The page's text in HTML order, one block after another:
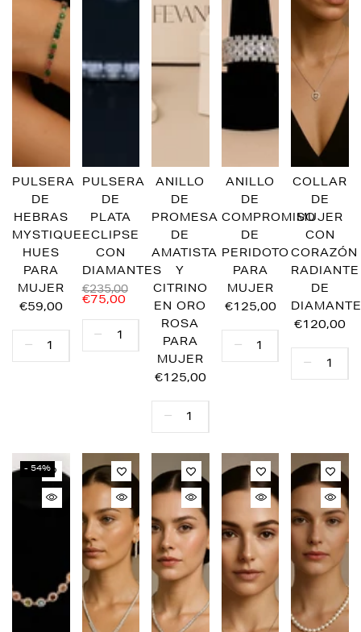
PULSERA
DE
HEBRAS
MYSTIQUE
HUES
PARA
MUJER
€59,00
PULSERA
DE
PLATA
ECLIPSE
CON
DIAMANTES
€235,00
€75,00
ANILLO
DE
PROMESA
DE
AMATISTA
Y
CITRINO
EN ORO
ROSA
PARA
MUJER
€125,00
ANILLO
DE
COMPROMISO
DE
PERIDOTO
PARA
MUJER
€125,00
COLLAR
DE
MUJER
CON
CORAZÓN
RADIANTE
DE
€120,00
- 54%